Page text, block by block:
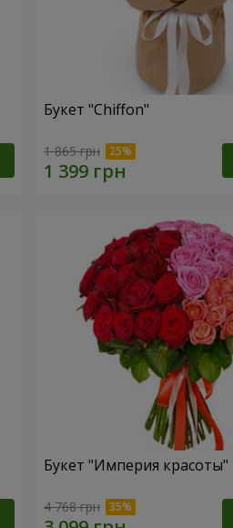
Букет "Chiffon"
1 865 грн
Букет "Империя красоты"
4 768 грн